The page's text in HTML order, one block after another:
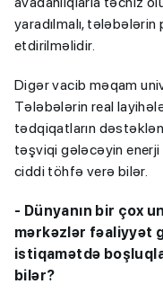
yaradılmalı,
etdirilməlidir.
Digər vacib məqam
Tələbələrin real
tədqiqatların
təşviqi gələcəyin
ciddi töhfə verə bilər.
- Dünyanın bir çox
mərkəzlər fəaliyyət
istiqamətdə
bilər?